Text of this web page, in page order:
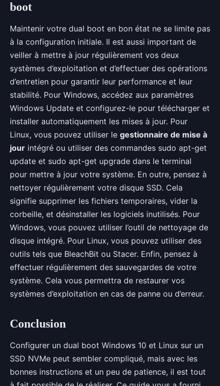
boot
Maintenir votre dual boot en bon état ne se limite pas
à la configuration initiale. Il est aussi important de
veiller à mettre à jour régulièrement vos deux
systèmes d’exploitation et d’effectuer des opérations
d’entretien pour garantir leur performance et leur
stabilité. Pour Windows, accédez aux paramètres
Windows Update et configurez-le pour télécharger et
installer automatiquement les mises à jour. Pour
Linux, vous pouvez utiliser le gestionnaire de mise à
jour intégré ou utiliser des commandes sudo apt-get
update et sudo apt-get upgrade dans le terminal
pour mettre à jour votre système. En outre, pensez à
nettoyer régulièrement votre disque SSD. Cela
signifie supprimer les fichiers temporaires, vider la
corbeille, et désinstaller les logiciels inutilisés. Pour
Windows, vous pouvez utiliser l’outil de nettoyage de
disque intégré. Pour Linux, vous pouvez utiliser des
outils tels que BleachBit ou Stacer. Enfin, pensez à
effectuer régulièrement des sauvegardes de votre
système. Cela vous permettra de restaurer vos
systèmes d’exploitation en cas de panne ou d’erreur.
Conclusion
Configurer un dual boot Windows 10 et Linux sur un
SSD NVMe peut sembler compliqué, mais avec les
bonnes instructions et un peu de patience, il est tout